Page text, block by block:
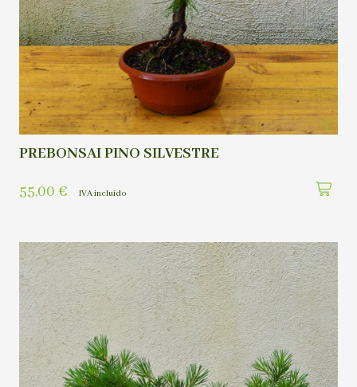
PREBONSAI PINO SILVESTRE
55,00 € IVA incluído